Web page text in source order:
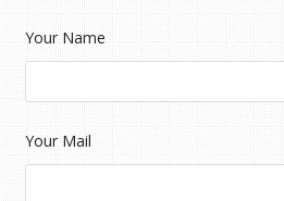
Your Name
Your Mail